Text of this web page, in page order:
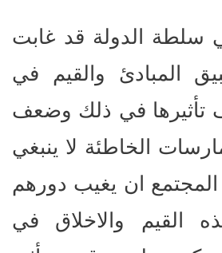
سلطة الدولة قد غابت
المبادئ والقيم في
تأثيرها في ذلك وضعف
الخاطئة لا ينبغي
المجتمع ان يغيب دورهم
القيم والاخلاق في